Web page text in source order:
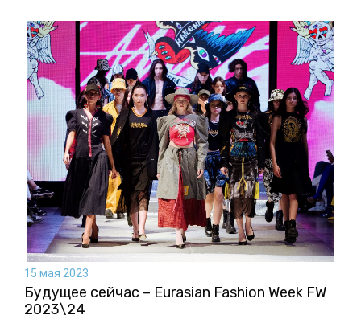
15 мая 2023
Будущее сейчас – Eurasian Fashion Week FW
2023\24